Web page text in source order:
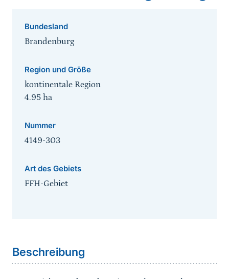
Bundesland
Brandenburg
Region und Größe
kontinentale Region
4.95 ha
Nummer
4149-303
Art des Gebiets
FFH-Gebiet
Beschreibung